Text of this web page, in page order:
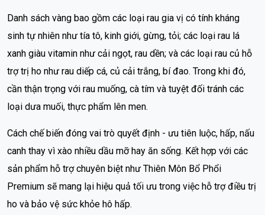
Danh sách vàng bao gồm các loại rau gia vị có tính kháng
sinh tự nhiên như tía tô, kinh giới, gừng, tỏi; các loại rau lá
xanh giàu vitamin như cải ngọt, rau dền; và các loại rau củ hỗ
trợ trị ho như rau diếp cá, củ cải trắng, bí đao. Trong khi đó,
cần thận trọng với rau muống, cà tím và tuyệt đối tránh các
loại dưa muối, thực phẩm lên men.
Cách chế biến đóng vai trò quyết định - ưu tiên luộc, hấp, nấu
canh thay vì xào nhiều dầu mỡ hay ăn sống. Kết hợp với các
sản phẩm hỗ trợ chuyên biệt như Thiên Môn Bổ Phổi
Premium sẽ mang lại hiệu quả tối ưu trong việc hỗ trợ điều trị
ho và bảo vệ sức khỏe hô hấp.